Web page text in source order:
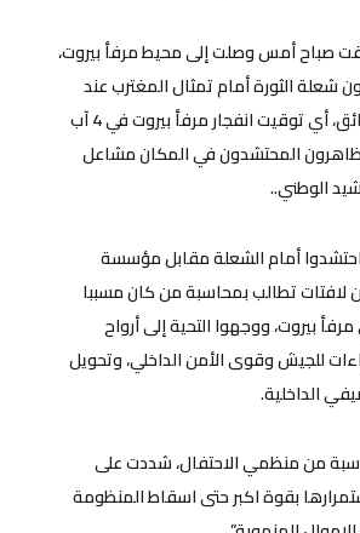
صباح أمس وصلت إلى محيط مرفأ بيروت،
شعلة الثورة أمام تمثال المغترب عند
السادسة وسبع دقائق، أي توقيت انفجار مرفأ بيروت في 4 آب
المحتشدون في المكان مشاعل
الوطني..
أمام الشعلة مقابل مؤسسة
لافتات تطالب بمحاسبة من كان مسببا
بيروت، ووجهوا التحية إلى أرواح
للجيش وقوى الأمن الداخلي، وتحويل
الداخلية.
من منظمي الاحتفال، شددت على
بقوة اكبر حتى اسقاط المنظومة